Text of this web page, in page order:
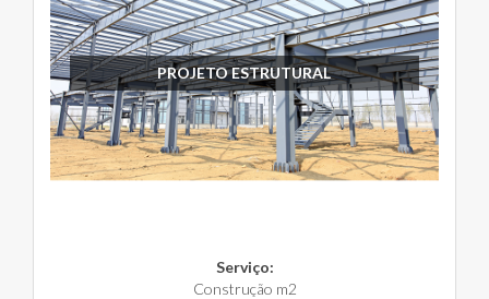
PROJETO ESTRUTURAL
Serviço:
Construção m2